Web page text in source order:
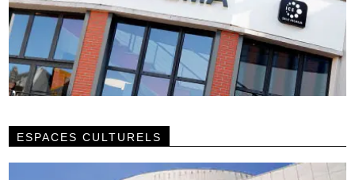
ESPACES CULTURELS